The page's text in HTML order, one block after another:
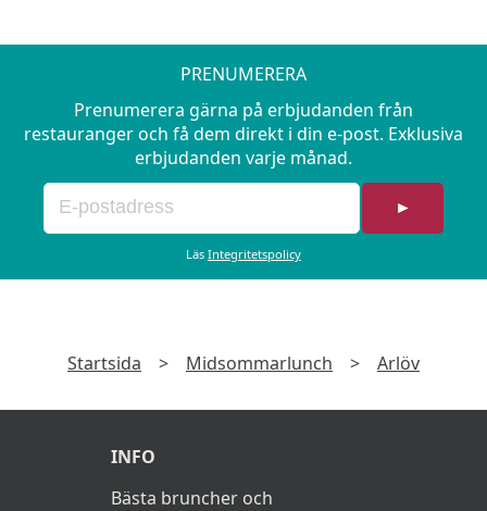
PRENUMERERA
Prenumerera gärna på erbjudanden från
restauranger och få dem direkt i din e-post. Exklusiva
erbjudanden varje månad.
►
Läs Integritetspolicy
Startsida > Midsommarlunch > Arlöv
INFO
Bästa bruncher och